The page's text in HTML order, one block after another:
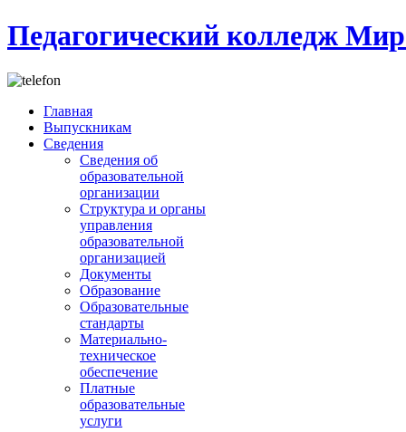
Педагогический колледж
Главная
Выпускникам
Сведения
Сведения об
образовательной
организации
Структура и органы
управления
образовательной
организацией
Документы
Образование
Образовательные
стандарты
Материально-
техническое
обеспечение
Платные
образовательные
услуги